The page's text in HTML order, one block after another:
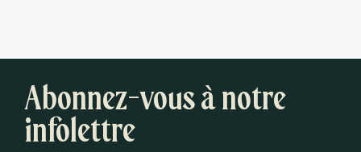
Abonnez-vous à notre
infolettre